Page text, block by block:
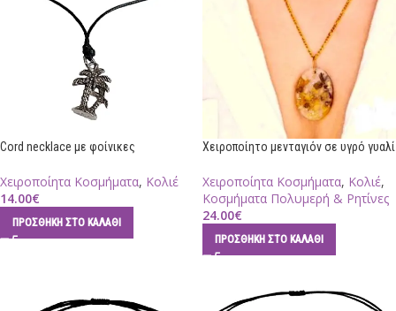
Cord necklace με φοίνικες
Χειροποίητα Κοσμήματα, Κολιέ
14.00€
ΠΡΟΣΘΉΚΗ ΣΤΟ ΚΑΛΆΘΙ
Χειροποίητο μενταγιόν σε υγρό γυαλί
Χειροποίητα Κοσμήματα, Κολιέ,
Κοσμήματα Πολυμερή & Ρητίνες
24.00€
ΠΡΟΣΘΉΚΗ ΣΤΟ ΚΑΛΆΘΙ